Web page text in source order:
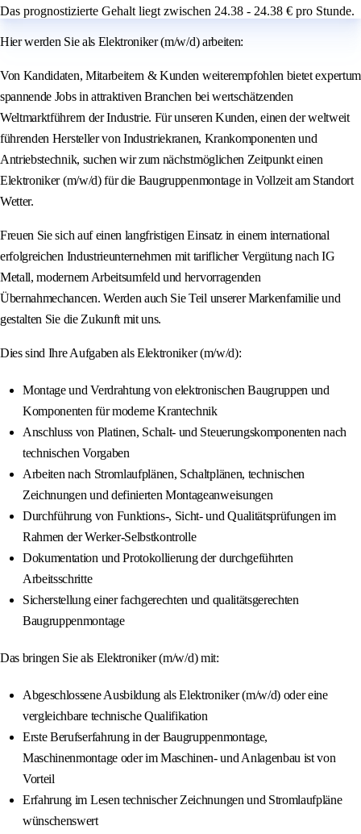
Das prognostizierte Gehalt liegt zwischen 24.38 - 24.38 € pro Stunde.
Hier werden Sie als Elektroniker (m/w/d) arbeiten:
Von Kandidaten, Mitarbeitern & Kunden weiterempfohlen bietet expertum
spannende Jobs in attraktiven Branchen bei wertschätzenden
Weltmarktführern der Industrie. Für unseren Kunden, einen der weltweit
führenden Hersteller von Industriekranen, Krankomponenten und
Antriebstechnik, suchen wir zum nächstmöglichen Zeitpunkt einen
Elektroniker (m/w/d) für die Baugruppenmontage in Vollzeit am Standort
Wetter.
Freuen Sie sich auf einen langfristigen Einsatz in einem international
erfolgreichen Industrieunternehmen mit tariflicher Vergütung nach IG
Metall, modernem Arbeitsumfeld und hervorragenden
Übernahmechancen. Werden auch Sie Teil unserer Markenfamilie und
gestalten Sie die Zukunft mit uns.
Dies sind Ihre Aufgaben als Elektroniker (m/w/d):
Montage und Verdrahtung von elektronischen Baugruppen und
Komponenten für moderne Krantechnik
Anschluss von Platinen, Schalt- und Steuerungskomponenten nach
technischen Vorgaben
Arbeiten nach Stromlaufplänen, Schaltplänen, technischen
Zeichnungen und definierten Montageanweisungen
Durchführung von Funktions-, Sicht- und Qualitätsprüfungen im
Rahmen der Werker-Selbstkontrolle
Dokumentation und Protokollierung der durchgeführten
Arbeitsschritte
Sicherstellung einer fachgerechten und qualitätsgerechten
Baugruppenmontage
Das bringen Sie als Elektroniker (m/w/d) mit:
Abgeschlossene Ausbildung als Elektroniker (m/w/d) oder eine
vergleichbare technische Qualifikation
Erste Berufserfahrung in der Baugruppenmontage,
Maschinenmontage oder im Maschinen- und Anlagenbau ist von
Vorteil
Erfahrung im Lesen technischer Zeichnungen und Stromlaufpläne
wünschenswert